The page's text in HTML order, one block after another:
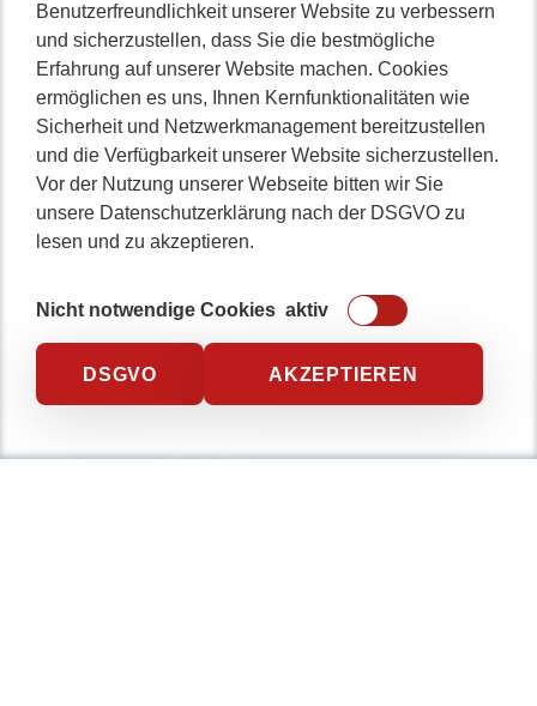
Benutzerfreundlichkeit unserer Website zu verbessern
und sicherzustellen, dass Sie die bestmögliche
Erfahrung auf unserer Website machen. Cookies
ermöglichen es uns, Ihnen Kernfunktionalitäten wie
Sicherheit und Netzwerkmanagement bereitzustellen
und die Verfügbarkeit unserer Website sicherzustellen.
Vor der Nutzung unserer Webseite bitten wir Sie
unsere Datenschutzerklärung nach der DSGVO zu
lesen und zu akzeptieren.
Nicht notwendige Cookies aktiv
DSGVO AKZEPTIEREN
Java Programmierung
Datenbankentwicklung
Webentwicklung
WordPress Plugin
Softwarehaus
Webseitenoptimierung
WordPress absichern
Webseite wiederherstellen